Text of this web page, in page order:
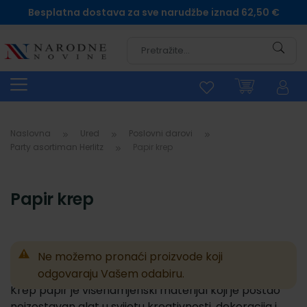
Besplatna dostava za sve narudžbe iznad 62,50 €
Naslovna Ured
Poslovni darovi
Party asortiman Herlitz
Papir krep
Ne možemo pronaći proizvode koji
odgovaraju Vašem odabiru.
Krep papir je višenamjenski materijal koji je postao